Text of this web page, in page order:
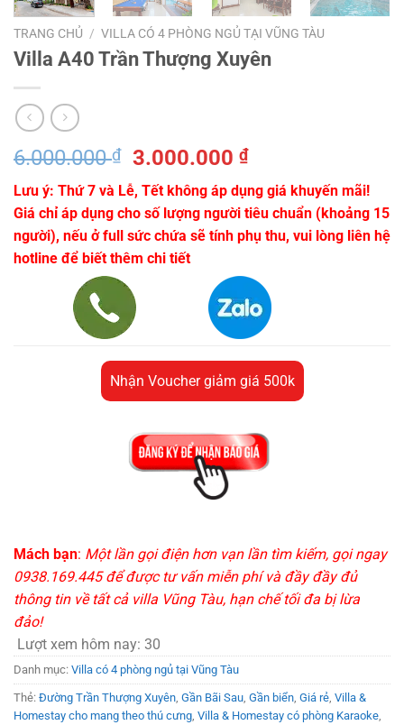
TRANG CHỦ / VILLA CÓ 4 PHÒNG NGỦ TẠI VŨNG TÀU
Villa A40 Trần Thượng Xuyên
6.000.000₫
Giá
gốc
là:
6.000.000 ₫.
3.000.000₫Giá
hiện
tại
là:
3.000.000 ₫.
Lưu ý: Thứ 7 và Lễ, Tết không áp dụng giá khuyến mãi!
Giá chỉ áp dụng cho số lượng người tiêu chuẩn (khoảng 15
người), nếu ở full sức chứa sẽ tính phụ thu, vui lòng liên hệ
hotline để biết thêm chi tiết
Nhận Voucher giảm giá 500k
Mách bạn: Một lần gọi điện hơn vạn lần tìm kiếm, gọi ngay
0938.169.445 để được tư vấn miễn phí và đầy đầy đủ
thông tin về tất cả villa Vũng Tàu, hạn chế tối đa bị lừa
đảo!
Lượt xem hôm nay: 30
Danh mục: Villa có 4 phòng ngủ tại Vũng Tàu
Thẻ: Đường Trần Thượng Xuyên Gần Bãi Sau Gần biển Giá rẻ Villa &
Homestay cho mang theo thú cưng Villa & Homestay có phòng Karaoke